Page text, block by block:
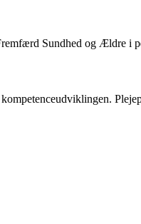
Sundhed og Ældre i